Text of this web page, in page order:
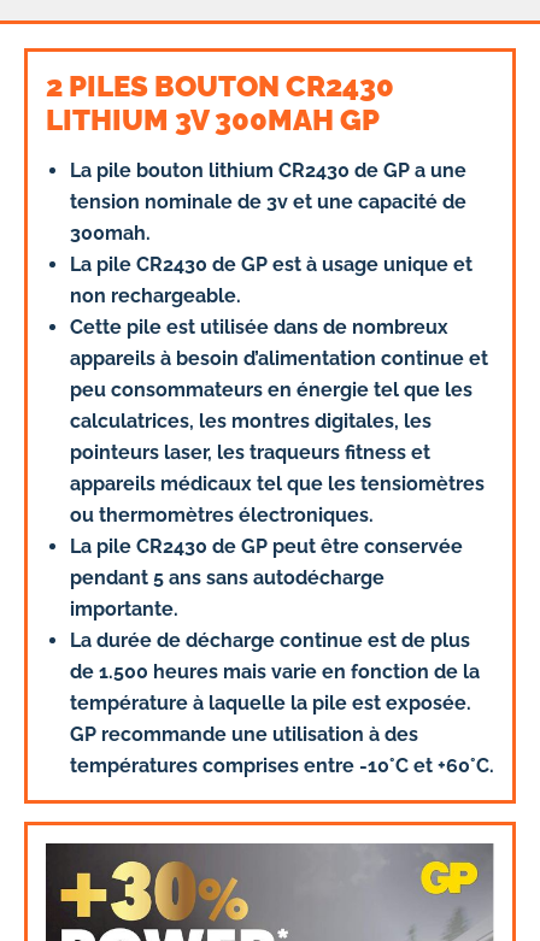
2 PILES BOUTON CR2430
LITHIUM 3V 300MAH GP
La pile bouton lithium CR2430 de GP a une
tension nominale de 3v et une capacité de
300mah.
La pile CR2430 de GP est à usage unique et
non rechargeable.
Cette pile est utilisée dans de nombreux
appareils à besoin d’alimentation continue et
peu consommateurs en énergie tel que les
calculatrices, les montres digitales, les
pointeurs laser, les traqueurs fitness et
appareils médicaux tel que les tensiomètres
ou thermomètres électroniques.
La pile CR2430 de GP peut être conservée
pendant 5 ans sans autodécharge
importante.
La durée de décharge continue est de plus
de 1.500 heures mais varie en fonction de la
température à laquelle la pile est exposée.
GP recommande une utilisation à des
températures comprises entre -10°C et +60°C.